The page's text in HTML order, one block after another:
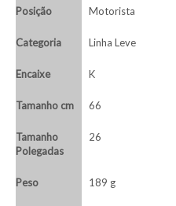
Posição Motorista
Categoria Linha Leve
Encaixe K
Tamanho cm 66
Tamanho
Polegadas
26
Peso 189 g